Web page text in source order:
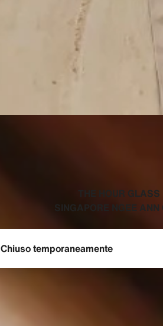
‭THE HOUR GLASS
SINGAPORE NGEE
Chiuso temporaneamente